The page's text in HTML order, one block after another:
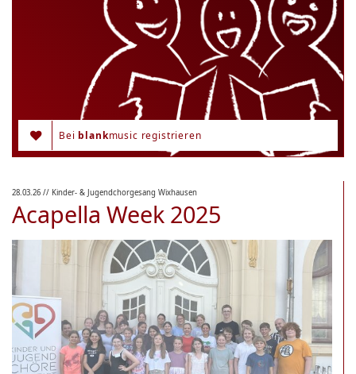
Bei blankmusic registrieren
28.03.26 // Kinder- & Jugendchorgesang Wixhausen
Acapella Week 2025